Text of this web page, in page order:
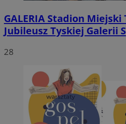
GALERIA Stadion Miejski
Jubileusz Tyskiej Galerii
28